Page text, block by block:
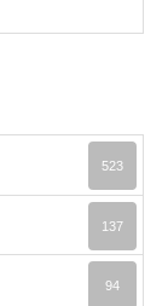
523
137
94